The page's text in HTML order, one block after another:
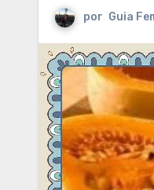
por Guia